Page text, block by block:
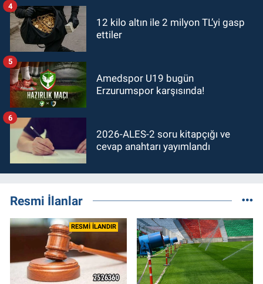
12 kilo altın ile 2 milyon TL’yi gasp
ettiler
4
Amedspor U19 bugün
Erzurumspor karşısında!
5
2026-ALES-2 soru kitapçığı ve
cevap anahtarı yayımlandı
6
Resmi İlanlar
RESMİ İLANDIR